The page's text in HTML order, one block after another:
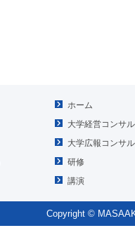
ホーム
大学経営コンサ
大学広報コンサ
研修
講演
Copyright ©